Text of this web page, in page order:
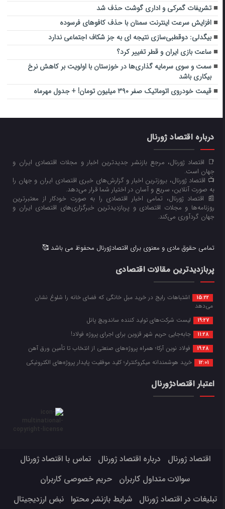
تشریفات گمرکی و اداری گوشت حذف شد
افزایش سرعت اینترنت سمنان با حذف کافوهای فرسوده
بیگدلی: دوقطبی‌سازی نتیجه ای به جز شکاف اجتماعی ندارد
ساعت بازی ایران و قطر تغییر کرد؟
سمت و سوی سرمایه گذاری‌ها در خوزستان با اولویت بر کاهش نرخ
بیکاری باشد
قیمت خودروی اتوماتیک صفر ۳۹۰ میلیون تومان! + جدول مهرماه
درباره اقتصاد ژورنال
📑 اقتصاد ژورنال، مرجع بازنشر جدیدترین اخبار و مجلات اقتصادی ایران و
جهان است.
📺 اقتصاد ژورنال، بروزترین اخبار و گزارش‌های خبری اقتصادی ایران و جهان را
به صورت آنلاین، سریع و آسان در اختیار شما قرار می‌‌دهد.
📰 اقتصاد ژورنال، تمامی اخبار اقتصادی را به صورت خودکار از معتبرترین
روزنامه‌ها و مجلات اقتصادی و پربازدیدترین خبرگزاری‌های اقتصادی ایران و
جهان گردآوری می‌کند.
تمامی حقوق مادی و معنوی برای اقتصادژورنال محفوظ می باشد 🥰
پربازدیدترین مقالات اقتصادی
15:22
اشتباهات رایج در خرید مبل خانگی که فضای خانه را شلوغ نشان
می‌دهد
19:27 لیست شرکت‌های تولید کننده ساندویچ پانل
11:28 جابه‌جایی حریم شهر قزوین برای اجرای پروژه فولاد!
19:28 فولاد نوین آرکا؛ همراه پروژه‌های صنعتی از انتخاب تا تأمین ورق آهن
12:01 خرید هوشمندانه میکروکنترلر؛ کلید موفقیت پایدار پروژه‌های الکترونیکی
اعتبار اقتصادژورنال
اقتصاد ژورنال درباره اقتصاد ژورنال
تماس با اقتصاد ژورنال
سوالات متداول کاربران
حریم خصوصی کاربران
تبلیغات در اقتصاد ژورنال
شرایط بازنشر محتوا نبض ارزدیجیتال